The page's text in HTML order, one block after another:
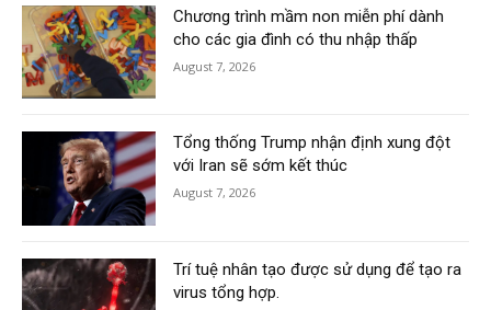
Chương trình mầm non miễn phí dành
cho các gia đình có thu nhập thấp
August 7, 2026
Tổng thống Trump nhận định xung đột
với Iran sẽ sớm kết thúc
August 7, 2026
Trí tuệ nhân tạo được sử dụng để tạo ra
virus tổng hợp.